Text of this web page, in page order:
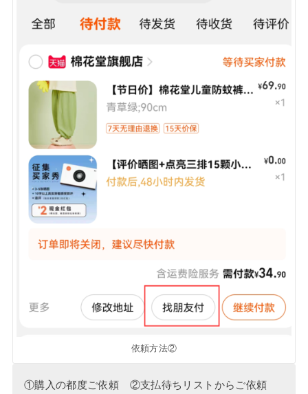
依頼方法②
①購入の都度ご依頼 ②支払待ちリストからご依頼